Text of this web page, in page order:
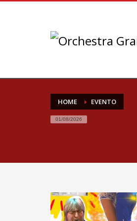
HOME EVENTO
01/08/2026